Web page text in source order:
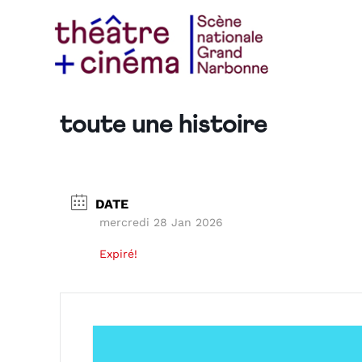
toute une histoire
DATE
mercredi 28 Jan 2026
Expiré!